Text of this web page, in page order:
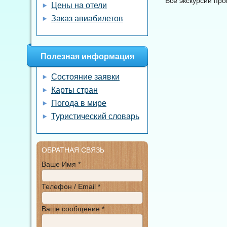
Цены на отели
Заказ авиабилетов
Полезная информация
Состояние заявки
Карты стран
Погода в мире
Туристический словарь
ОБРАТНАЯ СВЯЗЬ
Ваше Имя *
Телефон / Email *
Ваше сообщение *